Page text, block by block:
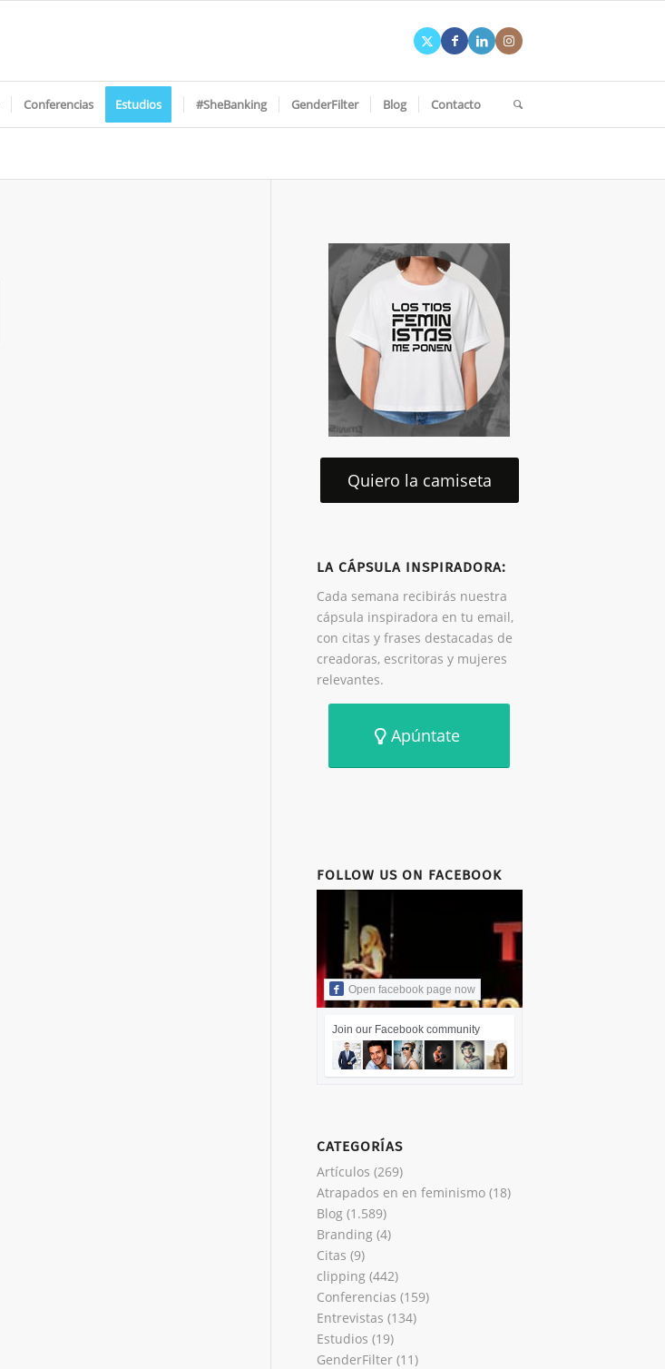
Conferencias Estudios #SheBanking GenderFilter Blog Contacto
Quiero la camiseta
LA CÁPSULA INSPIRADORA:
Cada semana recibirás nuestra
cápsula inspiradora en tu email,
con citas y frases destacadas de
creadoras, escritoras y mujeres
relevantes.
Apúntate
FOLLOW US ON FACEBOOK
Open facebook page now
Join our Facebook community
CATEGORÍAS
Artículos (269)
Atrapados en en feminismo(18)
Blog(1.589)
Branding(4)
Citas (9)
clipping(442)
Conferencias (159)
Entrevistas (134)
Estudios (19)
GenderFilter(11)